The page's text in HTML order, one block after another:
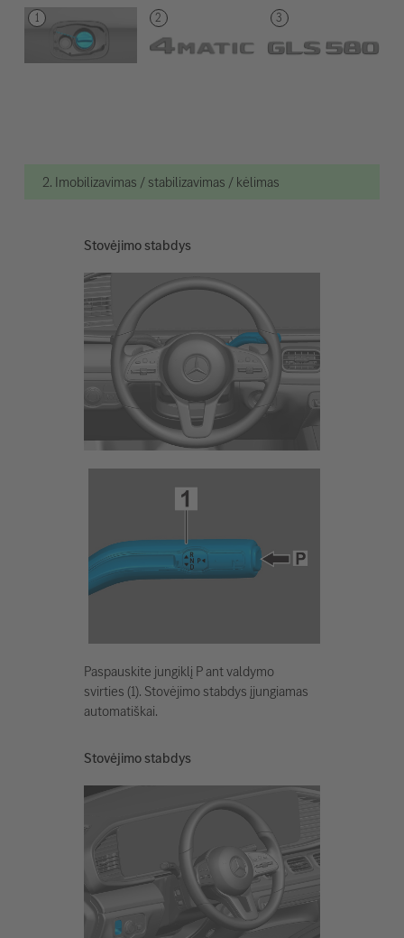
2. Imobilizavimas / stabilizavimas / kėlimas
Stovėjimo stabdys
Paspauskite jungiklį P ant valdymo
svirties (1). Stovėjimo stabdys įjungiamas
automatiškai.
Stovėjimo stabdys